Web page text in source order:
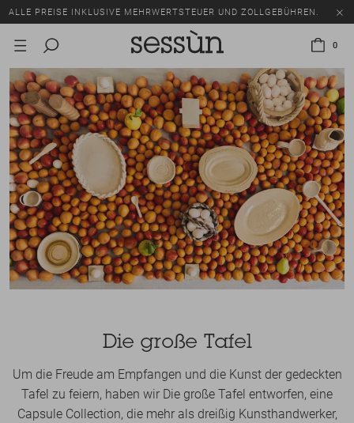
SALE: BIS ZU -50% AUF EINE AUSWAHL AN ARTIKELN.
ALLE PREISE INKLUSIVE MEHRWERTSTEUER UND ZOLLGEBÜHREN.
ALLE PREISE INKLUSIVE MEHRWERTSTEUER UND ZOLLGEBÜHREN.
0
Die große Tafel
Um die Freude am Empfangen und die Kunst der gedeckten
Tafel zu feiern, haben wir Die große Tafel entworfen, eine
Capsule Collection, die mehr als dreißig Kunsthandwerker,